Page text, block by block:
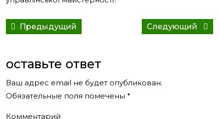
Навигация
по
Предыдущий Следующий
оставьте ответ
Ваш адрес email не будет опубликован.
Обязательные поля помечены *
Комментарий